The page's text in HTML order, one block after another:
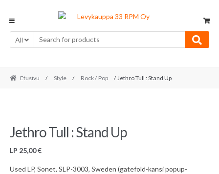
navigation
content
All
Etusivu / Style / Rock / Pop / Jethro Tull : Stand Up
Jethro Tull : Stand Up
LP 25,00€
Used LP, Sonet, SLP-3003, Sweden (gatefold-kansi popup-